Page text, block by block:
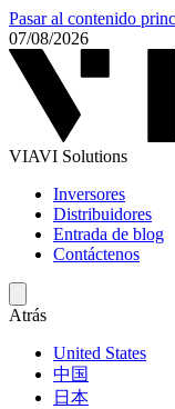
Pasar al contenido
07/08/2026
VIAVI Solutions
Inversores
Distribuidores
Entrada de blog
Contáctenos
Atrás
United States
中国
日本